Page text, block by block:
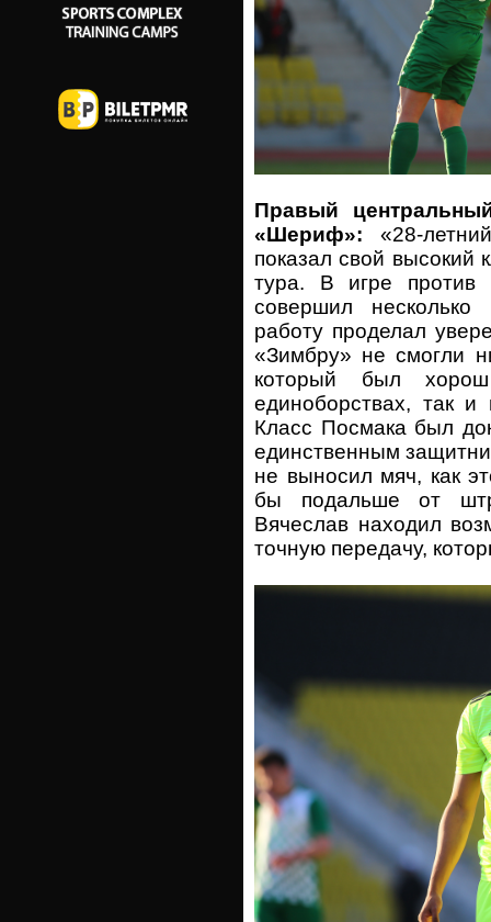
Правый
«Шериф»:«28-
показал свой высокий
тура. В игре против
совершил
работу проделал
«Зимбру» не смогли
который был
единоборствах, так
Класс Посмака был
единственным
не выносил мяч, как
бы подальше от
Вячеслав находил
точную передачу,